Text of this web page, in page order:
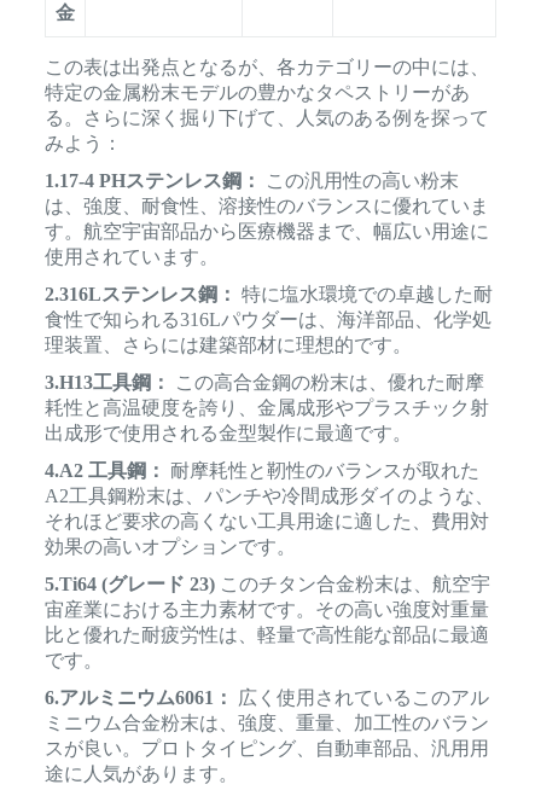
金
この表は出発点となるが、各カテゴリーの中には、
特定の金属粉末モデルの豊かなタペストリーがあ
る。さらに深く掘り下げて、人気のある例を探って
みよう：
1.17-4 PHステンレス鋼：
この汎用性の高い粉末
は、強度、耐食性、溶接性のバランスに優れていま
す。航空宇宙部品から医療機器まで、幅広い用途に
使用されています。
2.316Lステンレス鋼： 特に塩水環境での卓越した耐
食性で知られる316Lパウダーは、海洋部品、化学処
理装置、さらには建築部材に理想的です。
3.H13工具鋼：
この高合金鋼の粉末は、優れた耐摩
耗性と高温硬度を誇り、金属成形やプラスチック射
出成形で使用される金型製作に最適です。
4.A2 工具鋼：
耐摩耗性と靭性のバランスが取れた
A2工具鋼粉末は、パンチや冷間成形ダイのような、
それほど要求の高くない工具用途に適した、費用対
効果の高いオプションです。
5.Ti64 (グレード 23)このチタン合金粉末は、航空宇
宙産業における主力素材です。その高い強度対重量
比と優れた耐疲労性は、軽量で高性能な部品に最適
です。
6.アルミニウム6061：
広く使用されているこのアル
ミニウム合金粉末は、強度、重量、加工性のバラン
スが良い。プロトタイピング、自動車部品、汎用用
途に人気があります。